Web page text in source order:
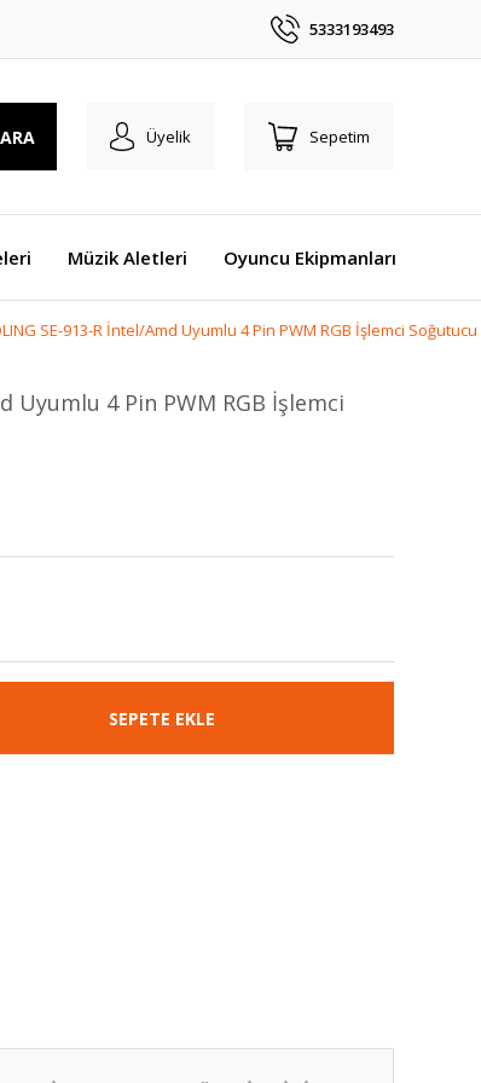
5333193493
ARA Üyelik Sepetim
Müzik Aletleri Oyuncu Ekipmanları
SE-913-R İntel/Amd Uyumlu 4 Pin PWM RGB İşlemci Soğutucu
Uyumlu 4 Pin PWM RGB İşlemci
SEPETE EKLE